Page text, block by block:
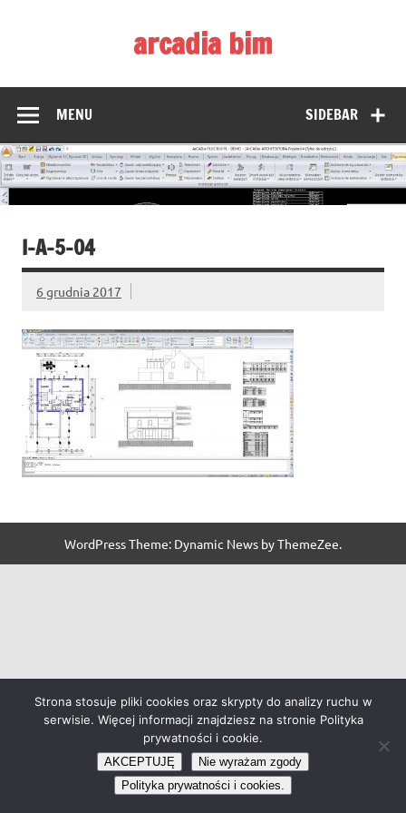
arcadia bim
SIDEBAR
MENU
I-A-5-04
6 grudnia 2017
WordPress Theme: Dynamic News by ThemeZee.
Strona stosuje pliki cookies oraz skrypty do analizy ruchu w
serwisie. Więcej informacji znajdziesz na stronie Polityka
prywatności i cookie.
AKCEPTUJĘ
Nie wyrażam zgody
Polityka prywatności i cookies.